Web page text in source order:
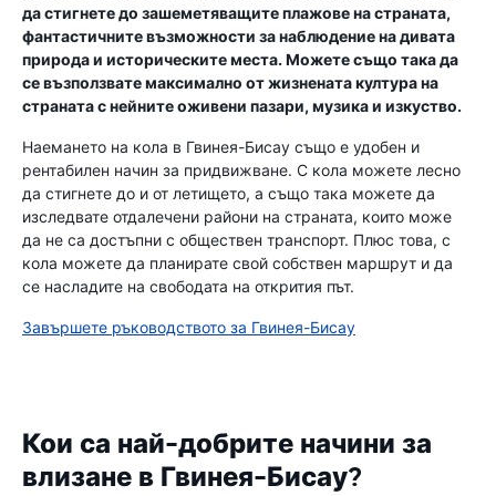
да стигнете до зашеметяващите плажове на страната,
фантастичните възможности за наблюдение на дивата
природа и историческите места. Можете също така да
се възползвате максимално от жизнената култура на
страната с нейните оживени пазари, музика и изкуство.
Наемането на кола в Гвинея-Бисау също е удобен и
рентабилен начин за придвижване. С кола можете лесно
да стигнете до и от летището, а също така можете да
изследвате отдалечени райони на страната, които може
да не са достъпни с обществен транспорт. Плюс това, с
кола можете да планирате свой собствен маршрут и да
се насладите на свободата на открития път.
Завършете ръководството за Гвинея-Бисау
Кои са най-добрите начини за
влизане в Гвинея-Бисау?